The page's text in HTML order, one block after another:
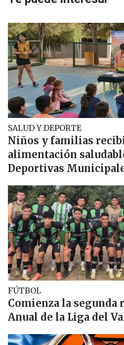
SALUD Y DEPORTE
Niños y familias
alimentación
Deportivas
FÚTBOL
Comienza la segunda
Anual de la Liga del